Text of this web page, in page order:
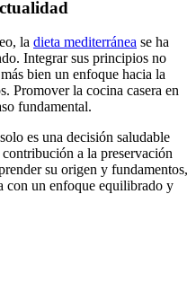
la dieta mediterránea se ha
Integrar sus principios no
bien un enfoque hacia la
Promover la cocina casera en
fundamental.
es una decisión saludable
a la preservación
su origen y fundamentos,
con un enfoque equilibrado y